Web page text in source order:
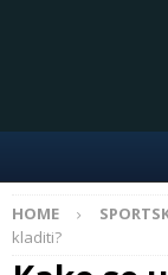
HOME
kladiti?